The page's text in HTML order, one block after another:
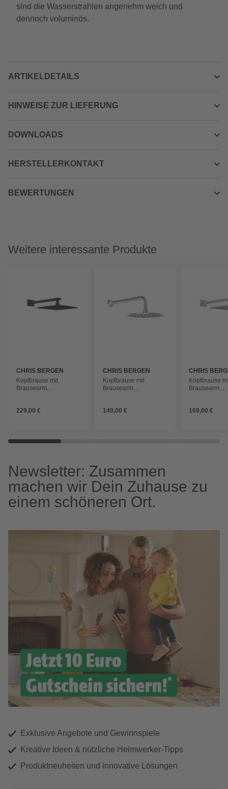
sind die Wasserstrahlen angenehm weich und
dennoch voluminös.
ARTIKELDETAILS
HINWEISE ZUR LIEFERUNG
DOWNLOADS
HERSTELLERKONTAKT
BEWERTUNGEN
Weitere interessante Produkte
CHRIS BERGEN
Kopfbrause mit
Brausearm,
229,00 €
CHRIS BERGEN
Kopfbrause mit
Brausearm,
149,00 €
CHRIS
Kopfbrause
Brausearm,
169,00 €
Newsletter: Zusammen
machen wir Dein Zuhause zu
einem schöneren Ort.
Exklusive Angebote und Gewinnspiele
Kreative Ideen & nützliche Heimwerker-Tipps
Produktneuheiten und innovative Lösungen